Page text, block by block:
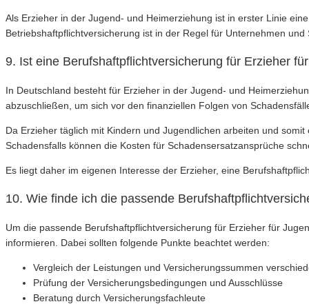
Als Erzieher in der Jugend- und Heimerziehung ist in erster Linie
Betriebshaftpflichtversicherung ist in der Regel für Unternehmen
9. Ist eine Berufshaftpflichtversicherung für Erzieher
In Deutschland besteht für Erzieher in der Jugend- und
abzuschließen, um sich vor den finanziellen Folgen von
Da Erzieher täglich mit Kindern und Jugendlichen arbeiten und
Schadensfalls können die Kosten für Schadensersatzansprüche
Es liegt daher im eigenen Interesse der Erzieher, eine
10. Wie finde ich die passende
Um die passende Berufshaftpflichtversicherung für Erzieher für
informieren. Dabei sollten folgende Punkte beachtet werden:
Vergleich der Leistungen und Versicherungssummen
Prüfung der Versicherungsbedingungen und Ausschlüsse
Beratung durch Versicherungsfachleute